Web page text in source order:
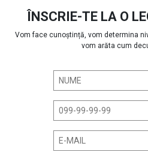
ÎNSCRIE-TE LA O
Vom face cunoștință, vom determina
vom arăta cum